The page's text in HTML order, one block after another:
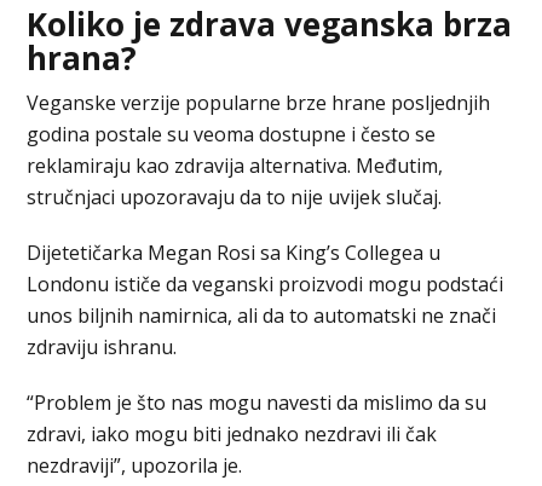
Koliko je zdrava veganska brza
hrana?
Veganske verzije popularne brze hrane posljednjih
godina postale su veoma dostupne i često se
reklamiraju kao zdravija alternativa. Međutim,
stručnjaci upozoravaju da to nije uvijek slučaj.
Dijetetičarka Megan Rosi sa King’s Collegea u
Londonu ističe da veganski proizvodi mogu podstaći
unos biljnih namirnica, ali da to automatski ne znači
zdraviju ishranu.
“Problem je što nas mogu navesti da mislimo da su
zdravi, iako mogu biti jednako nezdravi ili čak
nezdraviji”, upozorila je.